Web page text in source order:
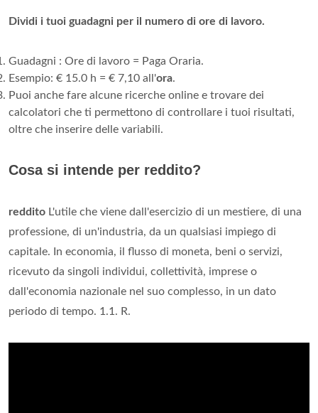
Dividi i tuoi guadagni per il numero di ore di lavoro.
Guadagni : Ore di lavoro = Paga Oraria.
Esempio: € 15.0 h = € 7,10 all'ora.
Puoi anche fare alcune ricerche online e trovare dei
calcolatori che ti permettono di controllare i tuoi risultati,
oltre che inserire delle variabili.
Cosa si intende per reddito?
reddito L'utile che viene dall'esercizio di un mestiere, di una
professione, di un'industria, da un qualsiasi impiego di
capitale. In economia, il flusso di moneta, beni o servizi,
ricevuto da singoli individui, collettività, imprese o
dall'economia nazionale nel suo complesso, in un dato
periodo di tempo. 1.1. R.